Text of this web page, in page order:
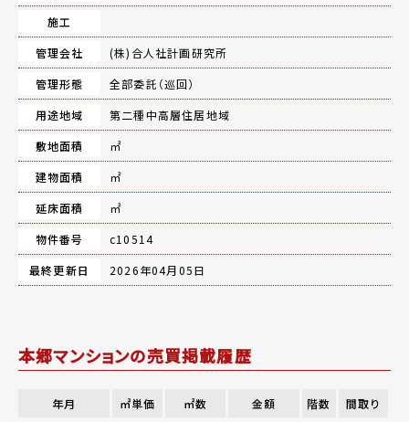
施工
管理会社
(株)合人社計画研究所
管理形態
全部委託（巡回）
用途地域
第二種中高層住居地域
敷地面積
㎡
建物面積
㎡
延床面積
㎡
物件番号
c10514
最終更新日
2026年04月05日
本郷マンションの売買掲載履歴
年月 ㎡単価 ㎡数 金額 階数
間取り